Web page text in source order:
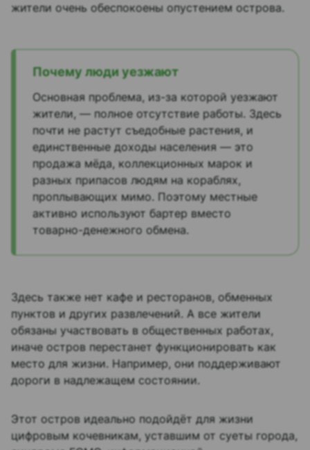
жители очень обеспокоены опустением острова.
Почему люди уезжают
Основная проблема, из-за которой уезжают
жители, — полное отсутствие работы. Здесь
почти не растут съедобные растения, и
единственные доходы населения — это
продажа мёда, коллекционных марок и
разных припасов людям на кораблях,
проплывающих мимо. Поэтому местные
активно используют бартер вместо
товарно-денежного обмена.
Здесь также нет кафе и ресторанов, обменных
пунктов и других развлечений. А все жители
обязаны участвовать в общественных работах,
иначе остров перестанет функционировать как
место для жизни. Например, они поддерживают
дороги в надлежащем состоянии.
Этот остров идеально подойдёт для жизни
цифровым кочевникам, уставшим от суеты города,